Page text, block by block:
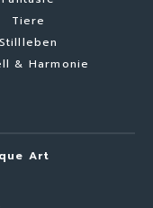
Tiere
Stillleben
& Harmonie
Art